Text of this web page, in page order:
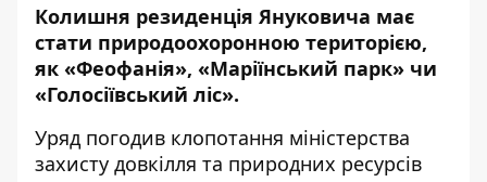
Колишня резиденція Януковича має
стати природоохоронною територією,
як «Феофанія», «Маріїнський парк» чи
«Голосіївський ліс».
Уряд погодив клопотання міністерства
захисту довкілля та природних ресурсів